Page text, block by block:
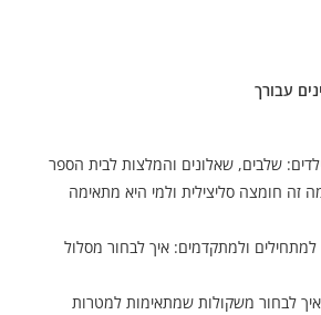
עבורך
שלבים, שאלונים והמלצות לבית הספר
זה חומצה סליצילית ולמי היא מתאימה
למתחילים ולמתקדמים: איך לבחור מסלול
איך לבחור משקולות שמתאימות למטרות